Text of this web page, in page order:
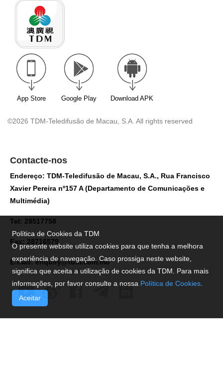
App Store Google Play Download APK
©2026 TDM-Teledifusão de Macau, S.A. All rights reserved
Contacte-nos
Endereço: TDM-Teledifusão de Macau, S.A., Rua Francisco
Xavier Pereira nº157 A (Departamento de Comunicações e
Multimédia)
Tel: 28517758
Fax: 28716579
E-mail:enquiry@tdm.com.mo
Política de Cookies da TDM
O presente website utiliza cookies para que tenha a melhora
experiência de navegação. Caso prossiga neste website,
significa que aceita a utilização de cookies da TDM. Para mais
informações, por favor consulte a nossa Política de Cookies
Aceitar